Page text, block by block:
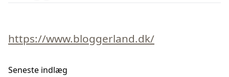
https://www.bloggerland.dk/
Seneste indlæg